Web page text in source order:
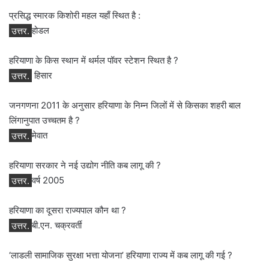
प्रसिद्ध स्मारक किशोरी महल यहाँ स्थित है :
उत्तर. होडल
हरियाणा के किस स्थान में थर्मल पॉवर स्टेशन स्थित है ?
उत्तर. हिसार
जनगणना 2011 के अनुसार हरियाणा के निम्न जिलों में से किसका शहरी बाल
लिंगानुपात उच्चतम है ?
उत्तर. मेवात
हरियाणा सरकार ने नई उद्योग नीति कब लागू की ?
उत्तर. वर्ष 2005
हरियाणा का दूसरा राज्यपाल कौन था ?
उत्तर. बी.एन. चक्रवर्ती
‘लाडली सामाजिक सुरक्षा भत्ता योजना’ हरियाणा राज्य में कब लागू की गई ?